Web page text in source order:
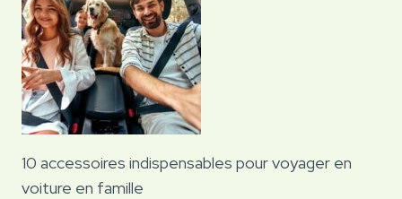
10 accessoires indispensables pour voyager en
voiture en famille